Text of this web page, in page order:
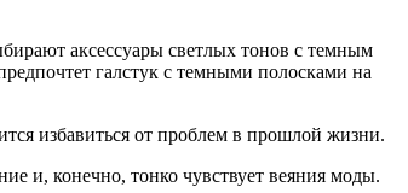
аксессуары светлых тонов с темным
галстук с темными полосками на
избавиться от проблем в прошлой жизни.
и, конечно, тонко чувствует веяния моды.